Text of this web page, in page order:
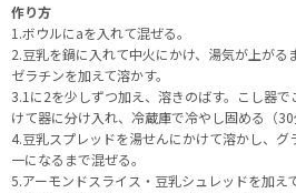
作り方
1.ボウルにaを入れて混ぜる。
2.豆乳を鍋に入れて中火にかけ、湯気が上がる
ゼラチンを加えて溶かす。
3.1に2を少しずつ加え、溶きのばす。こし器
けて器に分け入れ、冷蔵庫で冷やし固める（30
4.豆乳スプレッドを湯せんにかけて溶かし、
一になるまで混ぜる。
5.アーモンドスライス・豆乳シュレッドを加え